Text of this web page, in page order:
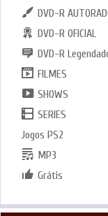
DVD-R
DVD-R OFICIAL
DVD-R
FILMES
SHOWS
SERIES
Jogos PS2
MP3
Grátis